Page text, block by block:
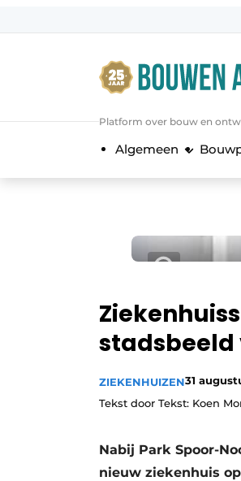
Algemene
Jaarboek
Nieuwsbrief
Podcasts
Privacy /
Vacature
Video’s
Platform over bouw en
Algemeen
stadsbeeld
ZIEKENHUIZEN31
Tekst door Tekst: Koen
Nabij Park Spoor-
nieuw ziekenhuis